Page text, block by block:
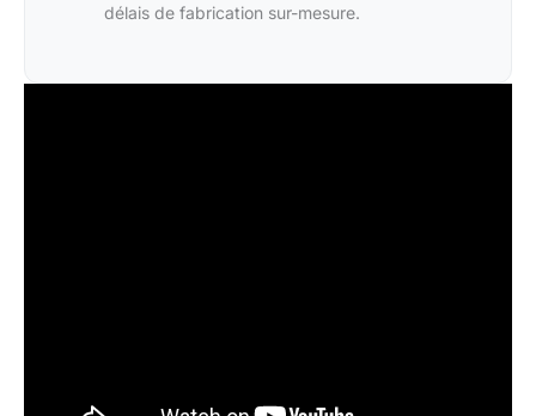
délais de fabrication sur-mesure.